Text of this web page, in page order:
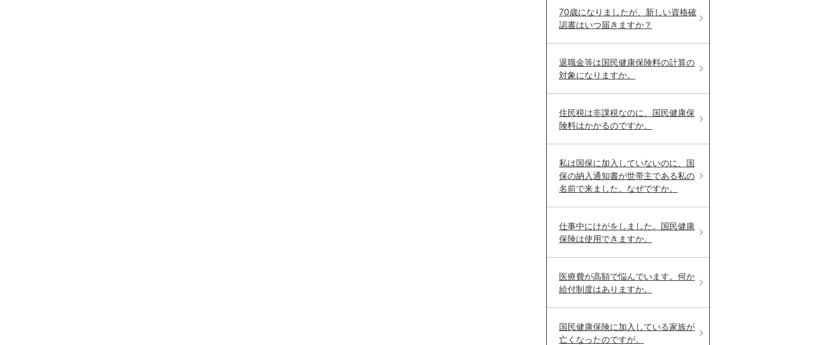
70歳になりましたが、新しい資格確
認書はいつ届きますか？
退職金等は国民健康保険料の計算の
対象になりますか。
住民税は非課税なのに、国民健康保
険料はかかるのですか。
私は国保に加入していないのに、国
保の納入通知書が世帯主である私の
名前で来ました。なぜですか。
仕事中にけがをしました。国民健康
保険は使用できますか。
医療費が高額で悩んでいます。何か
給付制度はありますか。
国民健康保険に加入している家族が
亡くなったのですが。